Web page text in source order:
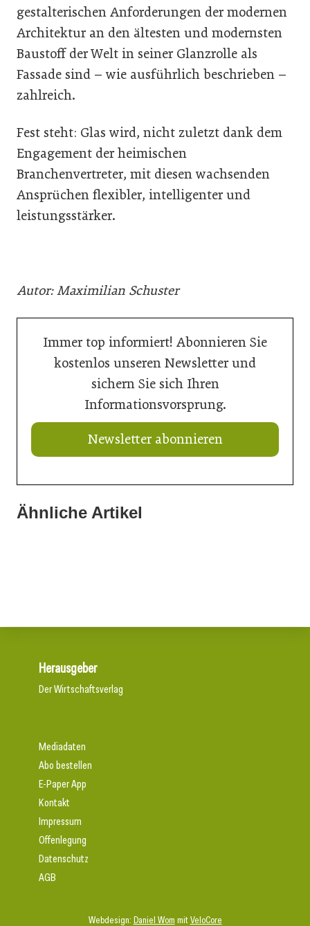
gestalterischen Anforderungen der modernen
Architektur an den ältesten und modernsten
Baustoff der Welt in seiner Glanzrolle als
Fassade sind – wie ausführlich beschrieben –
zahlreich.
Fest steht: Glas wird, nicht zuletzt dank dem
Engagement der heimischen
Branchenvertreter, mit diesen wachsenden
Ansprüchen flexibler, intelligenter und
leistungsstärker.
Autor: Maximilian Schuster
Immer top informiert! Abonnieren Sie
kostenlos unseren Newsletter und
sichern Sie sich Ihren
Informationsvorsprung.
Newsletter abonnieren
Ähnliche Artikel
21. Juli 2026
Herausgeber
Der Wirtschaftsverlag
Webdesign: Daniel Wom mitVeloCore
Mediadaten
Abo bestellen
E-Paper App
Kontakt
Impressum
Offenlegung
Datenschutz
AGB